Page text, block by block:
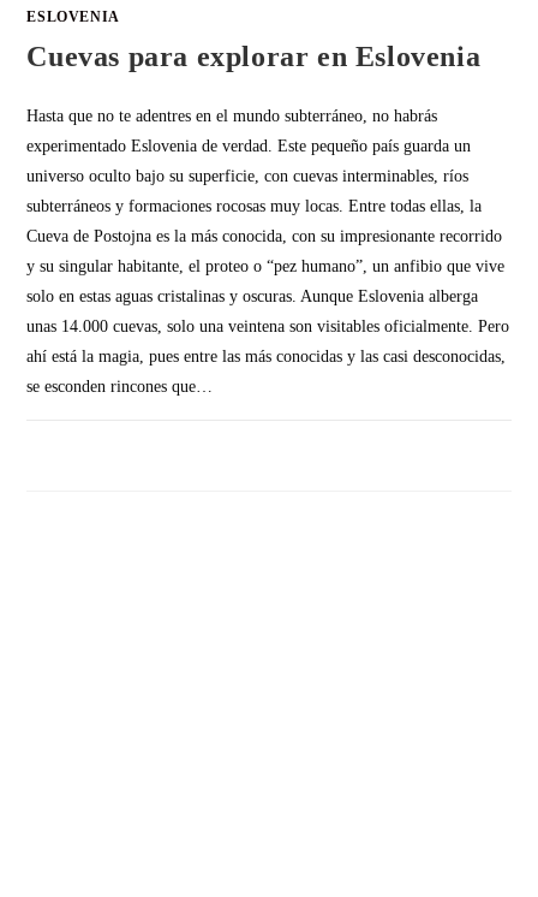
ESLOVENIA
Cuevas para explorar en Eslovenia
Hasta que no te adentres en el mundo subterráneo, no habrás
experimentado Eslovenia de verdad. Este pequeño país guarda un
universo oculto bajo su superficie, con cuevas interminables, ríos
subterráneos y formaciones rocosas muy locas. Entre todas ellas, la
Cueva de Postojna es la más conocida, con su impresionante recorrido
y su singular habitante, el proteo o “pez humano”, un anfibio que vive
solo en estas aguas cristalinas y oscuras. Aunque Eslovenia alberga
unas 14.000 cuevas, solo una veintena son visitables oficialmente. Pero
ahí está la magia, pues entre las más conocidas y las casi desconocidas,
se esconden rincones que…